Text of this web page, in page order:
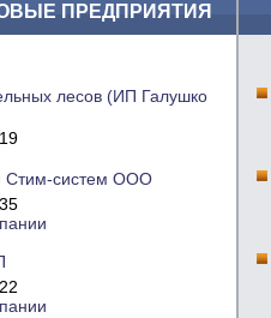
ПРЕДПРИЯТИЯ
лесов (ИП Галушко
Стим-систем ООО